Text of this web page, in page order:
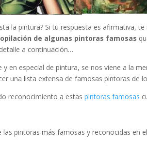
la pintura? Si tu respuesta es afirmativa,
de algunas pintoras famosas
a continuación…
y en especial de pintura, se nos viene a la
una lista extensa de famosas pintoras de
reconocimiento a estaspintoras famosas
las pintoras más famosas y reconocidas en